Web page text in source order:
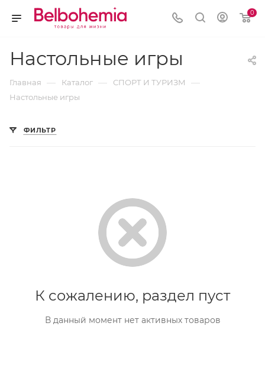
0
Настольные игры
Главная — Каталог — СПОРТ И ТУРИЗМ —
Настольные игры
ФИЛЬТР
К сожалению, раздел пуст
В данный момент нет активных товаров